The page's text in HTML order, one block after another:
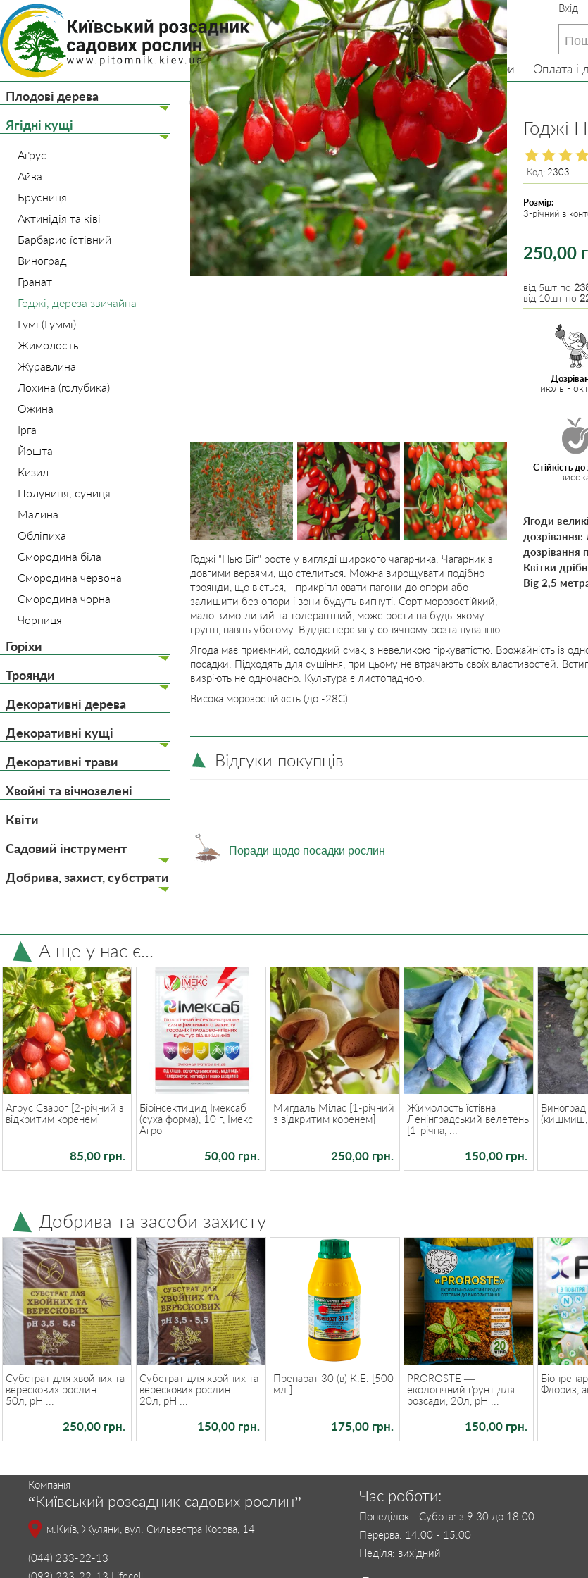
(044) 233-22-13
(097) 233-22-13
(093) 233-22-13
(099) 233-22-13
Вхід
Головна Про нас Товари Оплата і
Плодові дерева
Ягідні кущі
Аґрус
Айва
Брусниця
Актинідія та ківі
Барбарис їстівний
Виноград
Гранат
Годжі, дереза звичайна
Гумі (Гуммі)
Жимолость
Журавлина
Лохина (голубика)
Ожина
Ірга
Йошта
Кизил
Полуниця, суниця
Малина
Обліпиха
Смородина біла
Смородина червона
Смородина чорна
Чорниця
Горіхи
Троянди
Декоративні дерева
Декоративні кущі
Декоративні трави
Хвойні та вічнозелені
Квіти
Садовий інструмент
Добрива, захист, субстрати
Головна Ягідні кущі Годжі, дереза звичайна
Годжі
Код: 2303
250,00
Розмір:
3-річний в
від 5шт по
від 10шт по
июль -
Стійкість
Ягоди
дозрівання
Квітки
Big 2,5
Годжі "Нью Біг" росте у вигляді широкого чагарника. Чагарник з
довгими вервями, що стелиться. Можна вирощувати подібно
троянди, що в'ється, - прикріплювати пагони до опори або
залишити без опори і вони будуть вигнуті. Сорт морозостійкий,
мало вимогливий та толерантний, може рости на будь-якому
ґрунті, навіть убогому. Віддає перевагу сонячному розташуванню.
Ягода має приємний, солодкий смак, з невеликою гіркуватістю. Врожайність із
посадки. Підходять для сушіння, при цьому не втрачають своїх властивостей.
визріють не одночасно. Культура є листопадною.
Висока морозостійкість (до -28С).
Відгуки покупців
Поради щодо посадки рослин
А ще у нас є...
Агрус Сварог [2-річний з
відкритим коренем]
85,00 грн.
Біоінсектицид Імексаб
(суха форма), 10 г, Імекс
Агро
50,00 грн.
Мигдаль Мілас [1-річний
з відкритим коренем]
250,00 грн.
Жимолость їстівна
Ленінградський велетень
[1-річна, ...
150,00 грн.
Виноград
(кишмиш,
Добрива та засоби захисту
Субстрат для хвойних та
верескових рослин —
50л, pH ...
250,00 грн.
Субстрат для хвойних та
верескових рослин —
20л, pH ...
150,00 грн.
Препарат 30 (в) К.Е. [500
мл.]
175,00 грн.
PROROSTE —
екологічний ґрунт для
розсади, 20л, pH ...
150,00 грн.
Флориз,
Компанія
“Київський розсадник садових рослин”
м.Київ, Жуляни, вул. Сильвестра Косова, 14
(044) 233-22-13
Час роботи:
Понеділок - Субота: з 9.30 до 18.00
Перерва: 14.00 - 15.00
Неділя: вихідний